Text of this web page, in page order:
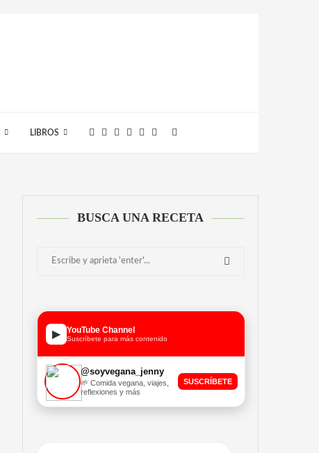
LIBROS
BUSCA UNA RECETA
▶ YouTube Channel
Suscríbete para más contenido
@soyvegana_jenny
🌱 Comida vegana, viajes,
reflexiones y más
SUSCRÍBETE